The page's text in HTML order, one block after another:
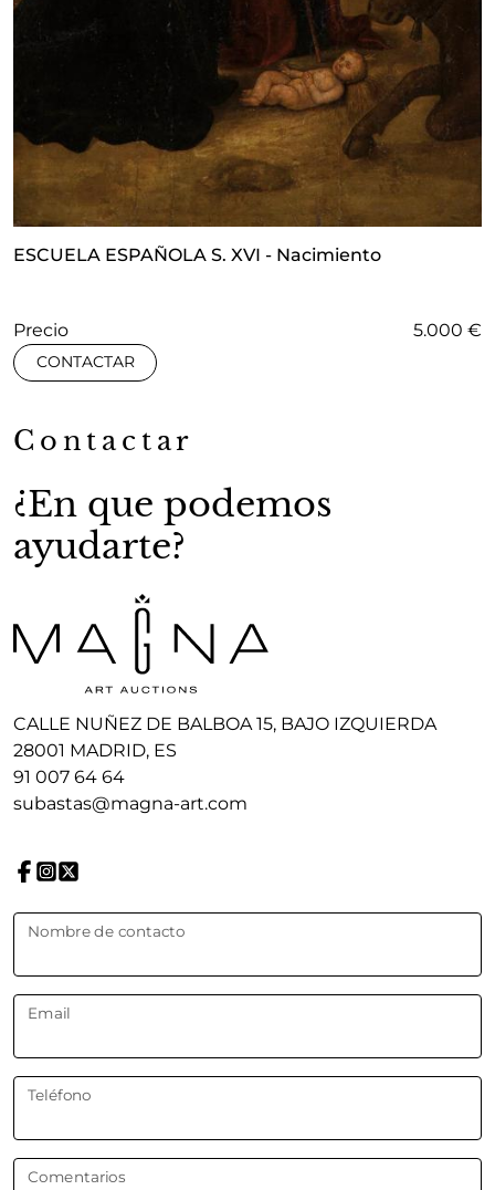
ESCUELA ESPAÑOLA S. XVI - Nacimiento
Precio 5.000 €
CONTACTAR
Contactar
¿En que podemos
ayudarte?
CALLE NUÑEZ DE BALBOA 15, BAJO IZQUIERDA
28001 MADRID, ES
91 007 64 64
subastas@magna-art.com
Nombre de contacto
Email
Teléfono
Comentarios